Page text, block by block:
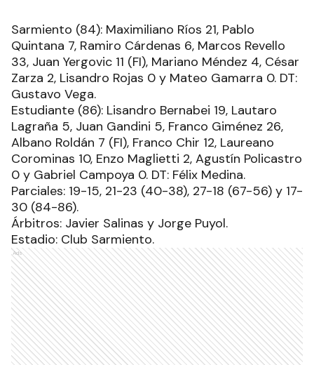
Sarmiento (84): Maximiliano Ríos 21, Pablo
Quintana 7, Ramiro Cárdenas 6, Marcos Revello
33, Juan Yergovic 11 (FI), Mariano Méndez 4, César
Zarza 2, Lisandro Rojas 0 y Mateo Gamarra 0. DT:
Gustavo Vega.
Estudiante (86): Lisandro Bernabei 19, Lautaro
Lagraña 5, Juan Gandini 5, Franco Giménez 26,
Albano Roldán 7 (FI), Franco Chir 12, Laureano
Corominas 10, Enzo Maglietti 2, Agustín Policastro
0 y Gabriel Campoya 0. DT: Félix Medina.
Parciales: 19-15, 21-23 (40-38), 27-18 (67-56) y 17-
30 (84-86).
Árbitros: Javier Salinas y Jorge Puyol.
Estadio: Club Sarmiento.
Ads